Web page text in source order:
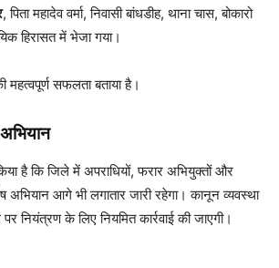
, पिता महादेव वर्मा, निवासी बांधडीह, थाना चास, बोकारो
हिरासत में भेजा गया।
सफलता बताया है।
है कि जिले में अपराधियों, फरार अभियुक्तों और
अभियान आगे भी लगातार जारी रहेगा। कानून व्यवस्था
नियंत्रण के लिए नियमित कार्रवाई की जाएगी।